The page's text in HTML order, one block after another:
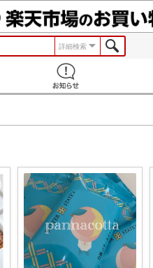
詳細検索